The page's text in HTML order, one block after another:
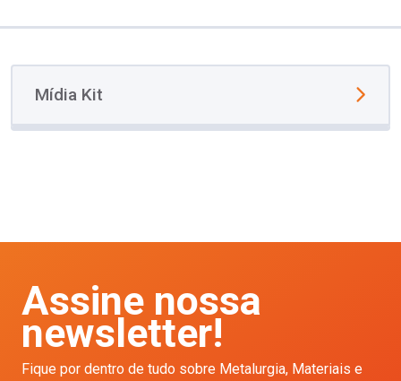
Mídia Kit
Assine nossa
newsletter!
Fique por dentro de tudo sobre Metalurgia, Materiais e